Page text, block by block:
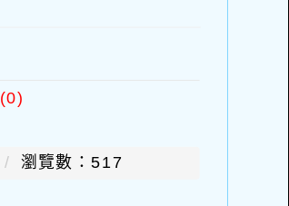
(0)
瀏覽數：517